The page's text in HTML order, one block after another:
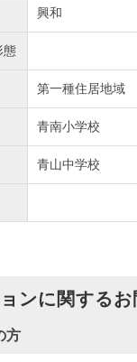
興和
態
第一種住居地域
青南小学校
青山中学校
ンに関する
方